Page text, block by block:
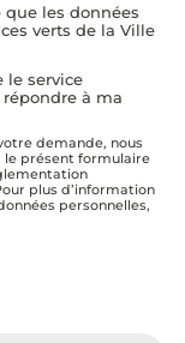
les données
verts de la Ville
le service
à ma
demande, nous
le présent formulaire
plus d’information
personnelles,